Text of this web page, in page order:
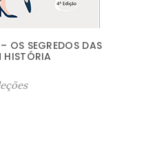
OS SEGREDOS DAS
HISTÓRIA